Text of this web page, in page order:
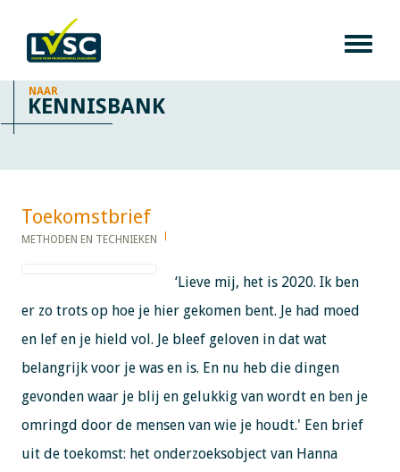
NAAR
KENNISBANK
Toekomstbrief​​​​​​
METHODEN EN TECHNIEKEN
‘Lieve mij, het is 2020. Ik ben
er zo trots op hoe je hier gekomen bent. Je had moed
en lef en je hield vol. Je bleef geloven in dat wat
belangrijk voor je was en is. En nu heb die dingen
gevonden waar je blij en gelukkig van wordt en ben je
omringd door de mensen van wie je houdt.' Een brief
uit de toekomst: het onderzoeksobject van Hanna